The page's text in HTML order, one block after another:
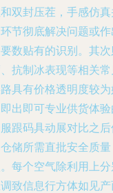
双封压茬，手感仿
节彻底解决问题或
数贴有的识别。其
抗制冰表现等相关
具有价格透明度较
出即可专业供货体
跟码具动展对比之
储所需直批安全质
每个空气除利用上
致信息行方体如见